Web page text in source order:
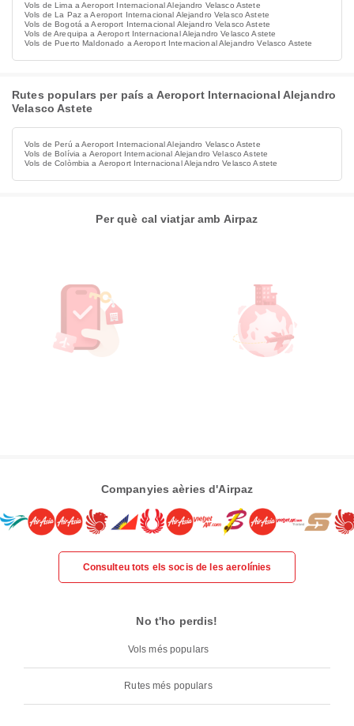
Vols de Lima a Aeroport Internacional Alejandro Velasco Astete
Vols de La Paz a Aeroport Internacional Alejandro Velasco Astete
Vols de Bogotá a Aeroport Internacional Alejandro Velasco Astete
Vols de Arequipa a Aeroport Internacional Alejandro Velasco Astete
Vols de Puerto Maldonado a Aeroport Internacional Alejandro Velasco Astete
Rutes populars per país a Aeroport Internacional Alejandro
Velasco Astete
Vols de Perú a Aeroport Internacional Alejandro Velasco Astete
Vols de Bolívia a Aeroport Internacional Alejandro Velasco Astete
Vols de Colòmbia a Aeroport Internacional Alejandro Velasco Astete
Per què cal viatjar amb Airpaz
Companyies aèries d'Airpaz
Consulteu tots els socis de les aerolínies
No t'ho perdis!
Vols més populars
Rutes més populars